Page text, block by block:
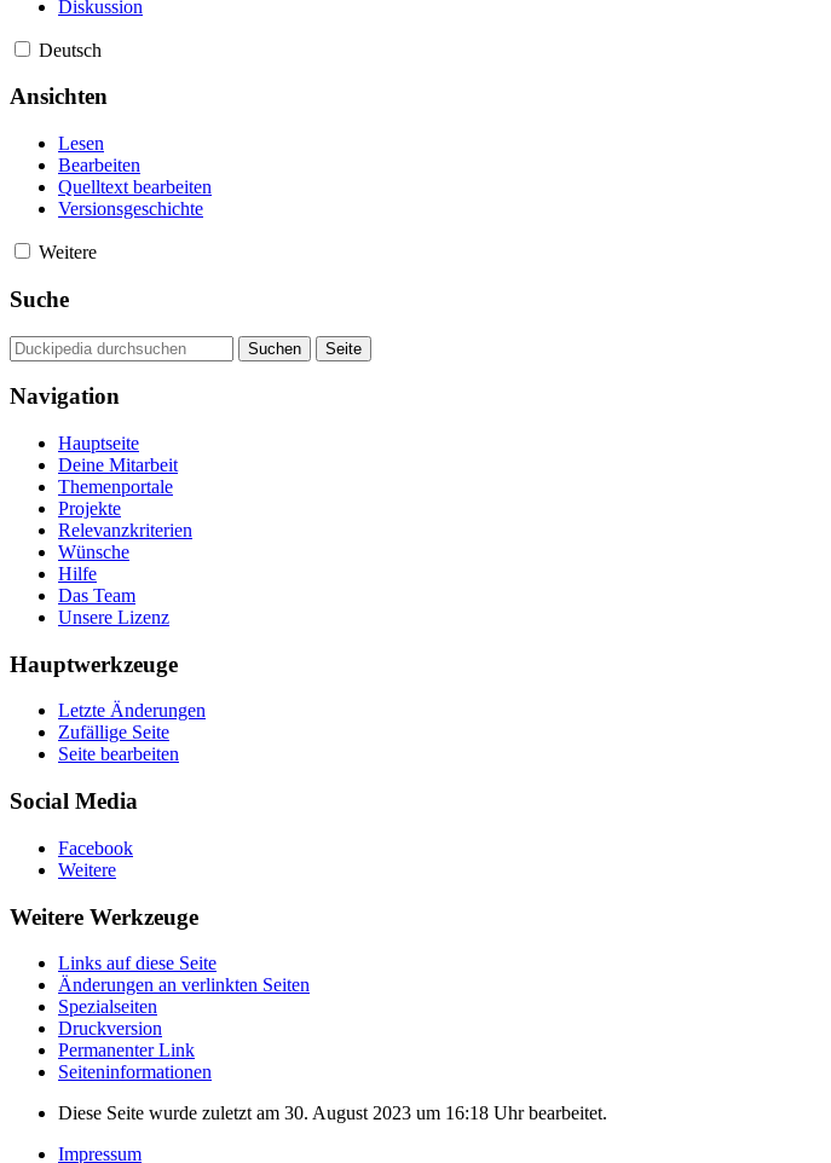
Diskussion
Deutsch
Ansichten
Lesen
Bearbeiten
Quelltext bearbeiten
Versionsgeschichte
Weitere
Suche
Navigation
Hauptseite
Deine Mitarbeit
Themenportale
Projekte
Relevanzkriterien
Wünsche
Hilfe
Das Team
Unsere Lizenz
Hauptwerkzeuge
Letzte Änderungen
Zufällige Seite
Seite bearbeiten
Social Media
Facebook
Weitere
Weitere Werkzeuge
Links auf diese Seite
Änderungen an verlinkten Seiten
Spezialseiten
Druckversion
Permanenter Link
Seiten­­informationen
Diese Seite wurde zuletzt am 30. August 2023 um 16:18 Uhr bearbeitet.
Impressum